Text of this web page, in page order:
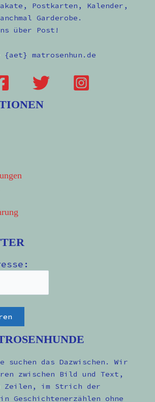
Postkarten, Kalender,
Garderobe.
über Post!
matrosenhun.de
suchen das Dazwischen. Wir
zwischen Bild und Text,
Zeilen, im Strich der
Geschichtenerzählen ohne